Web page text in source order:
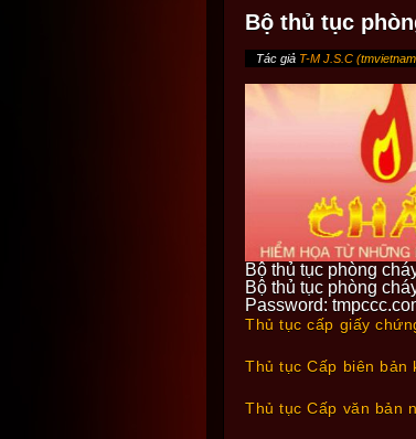
Bộ thủ tục
Tác giả T-M J.S.C (
Bộ thủ tục phòng
Bộ thủ tục phòng
Password:
Thủ tục cấp giấy
Thủ tục Cấp biên bản
Thủ tục Cấp văn bản